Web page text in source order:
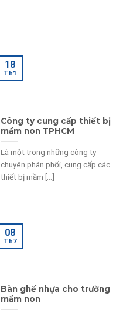
Công ty cung cấp thiết bị
mầm non TPHCM
Là một trong những công ty
chuyên phân phối, cung cấp các
thiết bị mầm [...]
18
Th1
Bàn ghế nhựa cho trường
mầm non
08
Th7